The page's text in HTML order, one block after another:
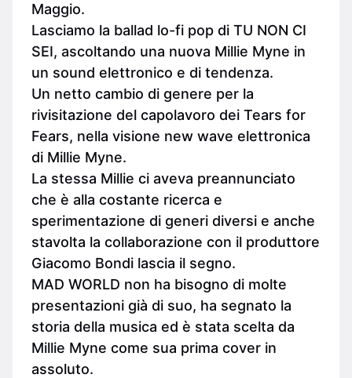
Maggio.
Lasciamo la ballad lo-fi pop di TU NON CI
SEI, ascoltando una nuova Millie Myne in
un sound elettronico e di tendenza.
Un netto cambio di genere per la
rivisitazione del capolavoro dei Tears for
Fears, nella visione new wave elettronica
di Millie Myne.
La stessa Millie ci aveva preannunciato
che è alla costante ricerca e
sperimentazione di generi diversi e anche
stavolta la collaborazione con il produttore
Giacomo Bondi lascia il segno.
MAD WORLD non ha bisogno di molte
presentazioni già di suo, ha segnato la
storia della musica ed è stata scelta da
Millie Myne come sua prima cover in
assoluto.